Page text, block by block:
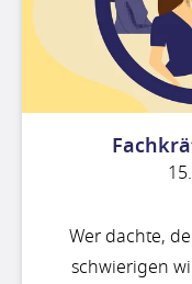
Wer dachte,
schwierigen